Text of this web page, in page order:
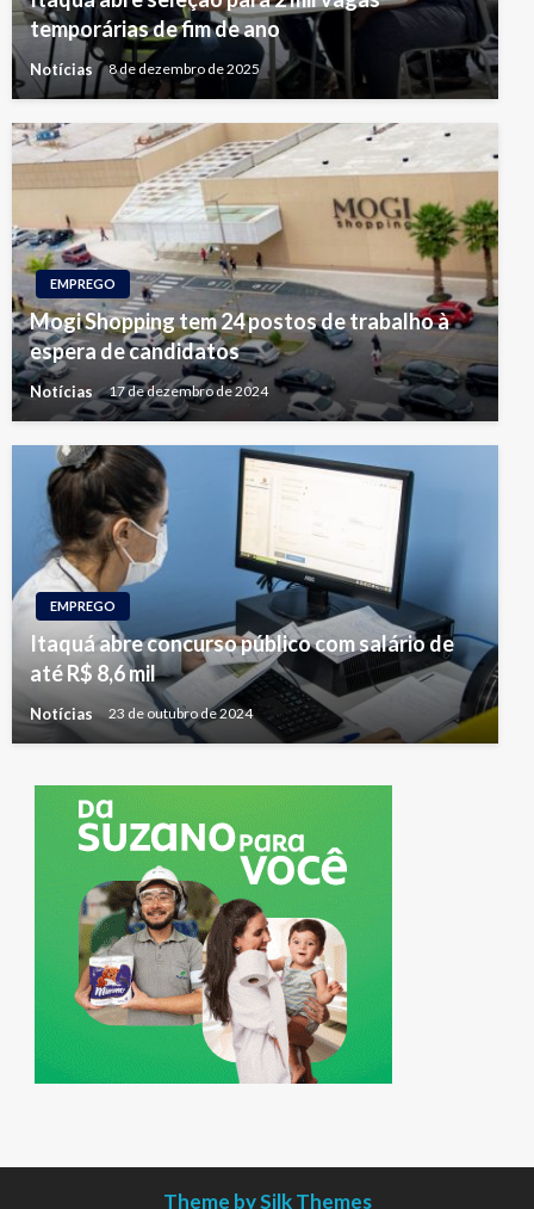
temporárias de fim de ano
Notícias 8 de dezembro de 2025
EMPREGO
Mogi Shopping tem 24 postos de trabalho à
espera de candidatos
Notícias 17 de dezembro de 2024
EMPREGO
Itaquá abre concurso público com salário de
até R$ 8,6 mil
Notícias 23 de outubro de 2024
Theme by Silk Themes